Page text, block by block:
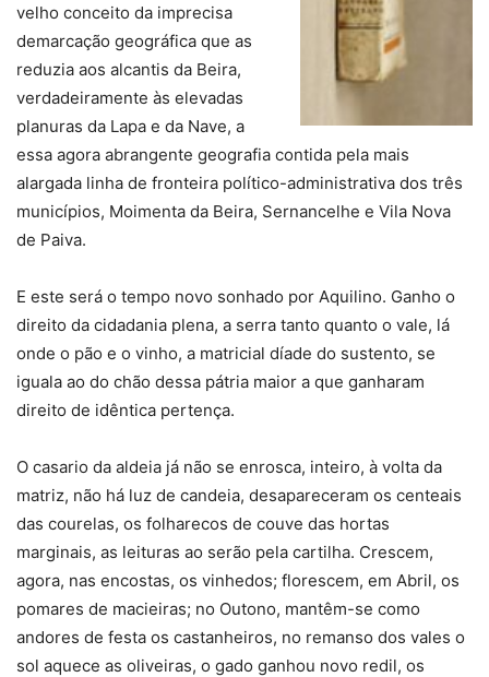
velho conceito da imprecisa
demarcação geográfica que as
reduzia aos alcantis da Beira,
verdadeiramente às elevadas
planuras da Lapa e da Nave, a
essa agora abrangente geografia contida pela mais
alargada linha de fronteira político-administrativa dos três
municípios, Moimenta da Beira, Sernancelhe e Vila Nova
de Paiva.
E este será o tempo novo sonhado por Aquilino. Ganho o
direito da cidadania plena, a serra tanto quanto o vale, lá
onde o pão e o vinho, a matricial díade do sustento, se
iguala ao do chão dessa pátria maior a que ganharam
direito de idêntica pertença.
O casario da aldeia já não se enrosca, inteiro, à volta da
matriz, não há luz de candeia, desapareceram os centeais
das courelas, os folharecos de couve das hortas
marginais, as leituras ao serão pela cartilha. Crescem,
agora, nas encostas, os vinhedos; florescem, em Abril, os
pomares de macieiras; no Outono, mantêm-se como
andores de festa os castanheiros, no remanso dos vales o
sol aquece as oliveiras, o gado ganhou novo redil, os